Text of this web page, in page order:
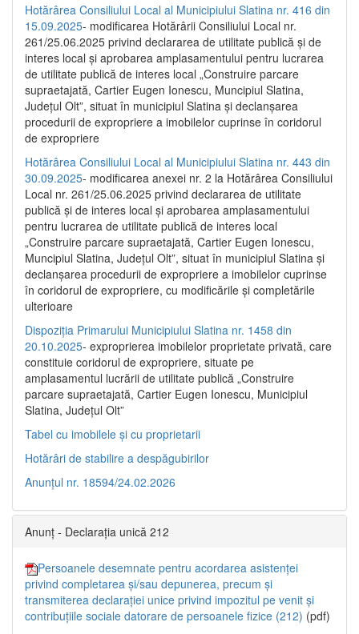
Hotărârea Consiliului Local al Municipiului Slatina nr. 416 din
15.09.2025- modificarea Hotărârii Consiliului Local nr.
261/25.06.2025 privind declararea de utilitate publică și de
interes local și aprobarea amplasamentului pentru lucrarea
de utilitate publică de interes local „Construire parcare
supraetajată, Cartier Eugen Ionescu, Muncipiul Slatina,
Județul Olt”, situat în municipiul Slatina și declanșarea
procedurii de expropriere a imobilelor cuprinse în coridorul
de expropriere
Hotărârea Consiliului Local al Municipiului Slatina nr. 443 din
30.09.2025- modificarea anexei nr. 2 la Hotărârea Consiliului
Local nr. 261/25.06.2025 privind declararea de utilitate
publică şi de interes local şi aprobarea amplasamentului
pentru lucrarea de utilitate publică de interes local
„Construire parcare supraetajată, Cartier Eugen Ionescu,
Muncipiul Slatina, Judeţul Olt”, situat în municipiul Slatina şi
declanşarea procedurii de expropriere a imobilelor cuprinse
în coridorul de expropriere, cu modificările şi completările
ulterioare
Dispoziția Primarului Municipiului Slatina nr. 1458 din
20.10.2025- exproprierea imobilelor proprietate privată, care
constituie coridorul de expropriere, situate pe
amplasamentul lucrării de utilitate publică „Construire
parcare supraetajată, Cartier Eugen Ionescu, Municipiul
Slatina, Județul Olt”
Tabel cu imobilele și cu proprietarii
Hotărâri de stabilire a despăgubirilor
Anunțul nr. 18594/24.02.2026
Anunț - Declarația unică 212
Persoanele desemnate pentru acordarea asistenței
privind completarea și/sau depunerea, precum și
transmiterea declarației unice privind impozitul pe venit și
contribuțiile sociale datorare de persoanele fizice (212) (pdf)